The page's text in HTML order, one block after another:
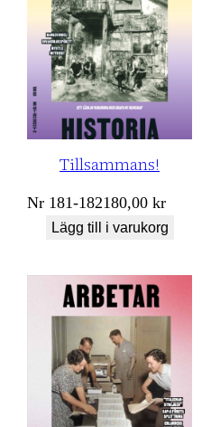
Tillsammans!
Nr 181-182180,00kr
Lägg till i varukorg